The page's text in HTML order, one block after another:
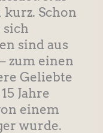
kurz. Schon
sich
sind aus
zum einen
Geliebte
Jahre
einem
wurde.